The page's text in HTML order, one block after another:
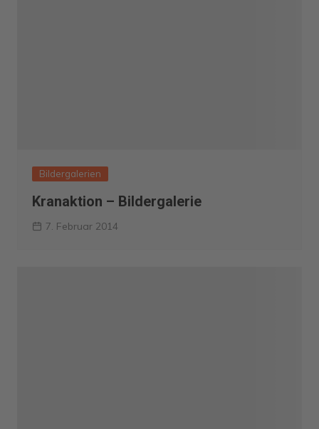
Bildergalerien
Kranaktion – Bildergalerie
7. Februar 2014